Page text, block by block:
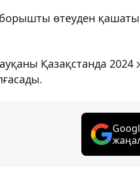
өтеуден
Қазақстанда